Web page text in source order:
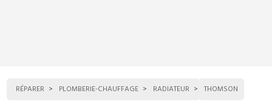
RÉPARER PLOMBERIE-CHAUFFAGE RADIATEUR THOMSON